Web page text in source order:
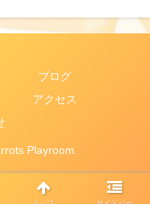
ブログ
アクセス
Playroom.